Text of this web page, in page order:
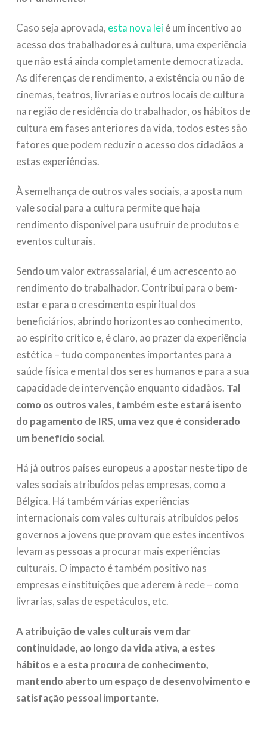
Caso seja aprovada, esta nova leié um incentivo ao
acesso dos trabalhadores à cultura, uma experiência
que não está ainda completamente democratizada.
As diferenças de rendimento, a existência ou não de
cinemas, teatros, livrarias e outros locais de cultura
na região de residência do trabalhador, os hábitos de
cultura em fases anteriores da vida, todos estes são
fatores que podem reduzir o acesso dos cidadãos a
estas experiências.
À semelhança de outros vales sociais, a aposta num
vale social para a cultura permite que haja
rendimento disponível para usufruir de produtos e
eventos culturais.
Sendo um valor extrassalarial, é um acrescento ao
rendimento do trabalhador. Contribui para o bem-
estar e para o crescimento espiritual dos
beneficiários, abrindo horizontes ao conhecimento,
ao espírito crítico e, é claro, ao prazer da experiência
estética – tudo componentes importantes para a
saúde física e mental dos seres humanos e para a sua
capacidade de intervenção enquanto cidadãos. Tal
como os outros vales, também este estará isento
do pagamento de IRS, uma vez que é considerado
um benefício social.
Há já outros países europeus a apostar neste tipo de
vales sociais atribuídos pelas empresas, como a
Bélgica. Há também várias experiências
internacionais com vales culturais atribuídos pelos
governos a jovens que provam que estes incentivos
levam as pessoas a procurar mais experiências
culturais. O impacto é também positivo nas
empresas e instituições que aderem à rede – como
livrarias, salas de espetáculos, etc.
A atribuição de vales culturais vem dar
continuidade, ao longo da vida ativa, a estes
hábitos e a esta procura de conhecimento,
mantendo aberto um espaço de desenvolvimento e
satisfação pessoal importante.